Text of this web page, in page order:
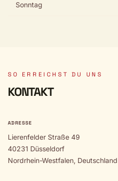
Sonntag
SO ERREICHST DU UNS
KONTAKT
ADRESSE
Lierenfelder Straße 49
40231 Düsseldorf
Nordrhein-Westfalen, Deutschland